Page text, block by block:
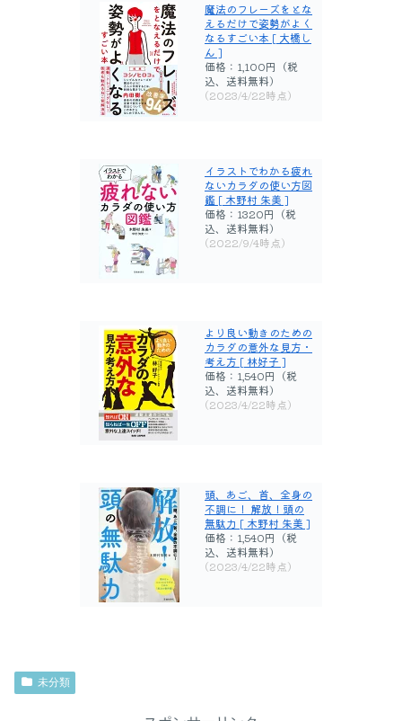
魔法のフレーズをとな
えるだけで姿勢がよく
なるすごい本 [ 大橋し
ん ]
価格：1,100円（税
込、送料無料)
(2023/4/22時点)
イラストでわかる疲れ
ないカラダの使い方図
鑑 [ 木野村 朱美 ]
価格：1320円（税
込、送料無料)
(2022/9/4時点)
より良い動きのための
カラダの意外な見方・
考え方 [ 林好子 ]
価格：1,540円（税
込、送料無料)
(2023/4/22時点)
頭、あご、首、全身の
不調に！ 解放！頭の
無駄力 [ 木野村 朱美 ]
価格：1,540円（税
込、送料無料)
(2023/4/22時点)
未分類